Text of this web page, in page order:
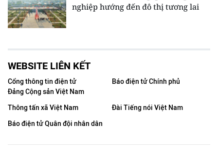
nghiệp hướng đến đô thị tương lai
WEBSITE LIÊN KẾT
Cổng thông tin điện tử
Đảng Cộng sản Việt Nam
Báo điện tử Chính phủ
Thông tấn xã Việt Nam
Đài Tiếng nói Việt Nam
Báo điện tử Quân đội nhân dân